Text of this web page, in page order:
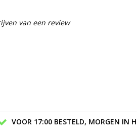
van een review
VOOR 17:00 BESTELD, MORGEN IN